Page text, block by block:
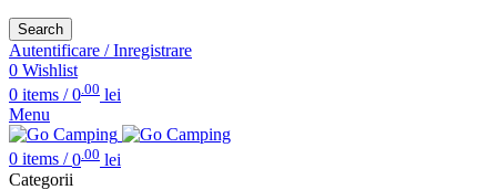
Search
Autentificare / Inregistrare
0 Wishlist
0 items / 0.00 lei
Menu
0 items / 0 .00 lei
Categorii